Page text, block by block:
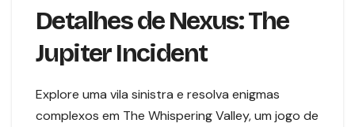
Detalhes de Nexus: The
Jupiter Incident
Explore uma vila sinistra e resolva enigmas
complexos em The Whispering Valley, um jogo de